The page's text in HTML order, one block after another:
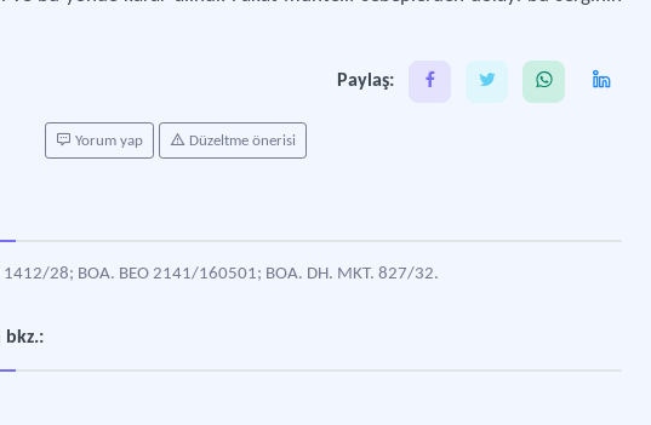
Paylaş:
Yorum yap Düzeltme önerisi
28; BOA. BEO 2141/160501; BOA. DH. MKT. 827/32.
bkz.: